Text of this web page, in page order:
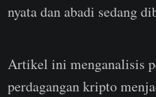
nyata dan abadi sedang
Artikel ini menganalisis
perdagangan kripto